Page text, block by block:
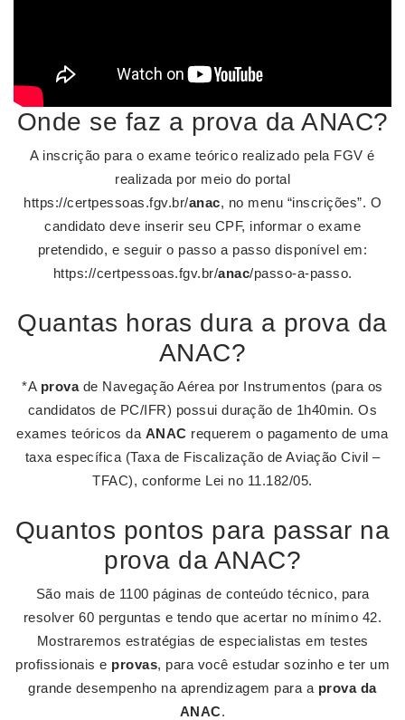
Onde se faz a prova da ANAC?
A inscrição para o exame teórico realizado pela FGV é
realizada por meio do portal
https://certpessoas.fgv.br/anac, no menu “inscrições”. O
candidato deve inserir seu CPF, informar o exame
pretendido, e seguir o passo a passo disponível em:
https://certpessoas.fgv.br/anac/passo-a-passo.
Quantas horas dura a prova da
ANAC?
*A provade Navegação Aérea por Instrumentos (para os
candidatos de PC/IFR) possui duração de 1h40min. Os
exames teóricos da ANAC requerem o pagamento de uma
taxa específica (Taxa de Fiscalização de Aviação Civil –
TFAC), conforme Lei no 11.182/05.
Quantos pontos para passar na
prova da ANAC?
São mais de 1100 páginas de conteúdo técnico, para
resolver 60 perguntas e tendo que acertar no mínimo 42.
Mostraremos estratégias de especialistas em testes
profissionais e provas, para você estudar sozinho e ter um
grande desempenho na aprendizagem para a prova da
ANAC.